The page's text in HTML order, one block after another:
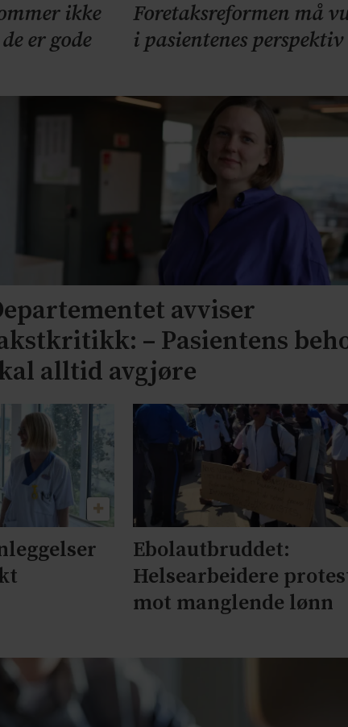
ikke
er gode
Foretaksreformen må
i pasientenes perspektiv
avviser
– Pasientens
alltid avgjøre
Ebolautbruddet:
Helsearbeidere
mot manglende lønn